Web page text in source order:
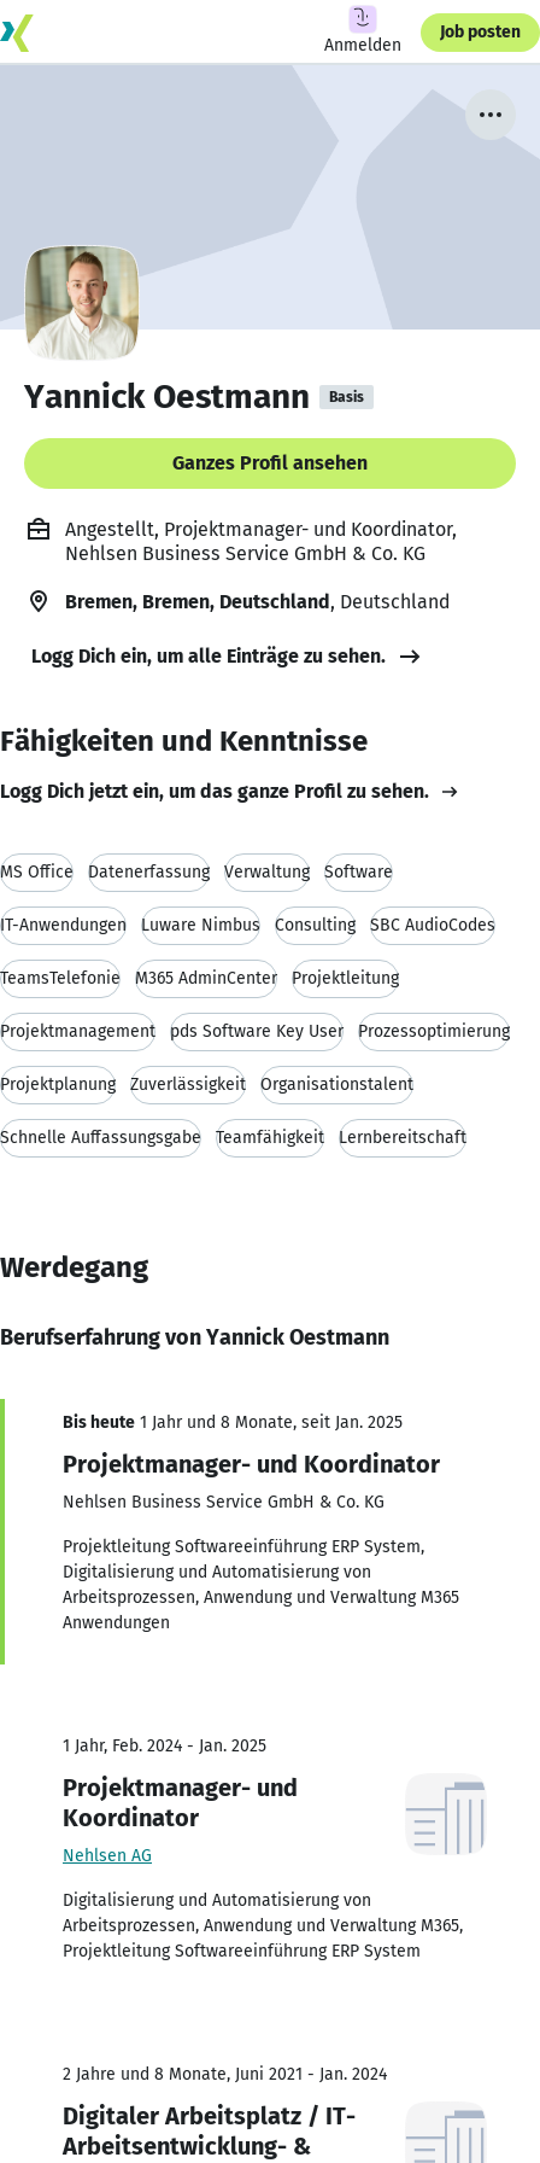
Anmelden
Job posten
Yannick Oestmann Basis
Ganzes Profil ansehen
Angestellt, Projektmanager- und Koordinator,
Nehlsen Business Service GmbH & Co. KG
Bremen, Bremen, Deutschland, Deutschland
Logg Dich ein, um alle Einträge zu sehen.
Fähigkeiten und Kenntnisse
Logg Dich jetzt ein, um das ganze Profil zu sehen.
MS Office Datenerfassung Verwaltung Software
IT-Anwendungen Luware Nimbus Consulting SBC AudioCodes
TeamsTelefonie M365 AdminCenter Projektleitung
Projektmanagement pds Software Key User Prozessoptimierung
Projektplanung Zuverlässigkeit Organisationstalent
Schnelle Auffassungsgabe Teamfähigkeit Lernbereitschaft
Werdegang
Berufserfahrung von Yannick Oestmann
Bis heute 1 Jahr und 8 Monate, seit Jan. 2025
Projektmanager- und Koordinator
Nehlsen Business Service GmbH & Co. KG
Projektleitung Softwareeinführung ERP System,
Digitalisierung und Automatisierung von
Arbeitsprozessen, Anwendung und Verwaltung M365
Anwendungen
1 Jahr, Feb. 2024 - Jan. 2025
Projektmanager- und
Koordinator
Nehlsen AG
Digitalisierung und Automatisierung von
Arbeitsprozessen, Anwendung und Verwaltung M365,
Projektleitung Softwareeinführung ERP System
2 Jahre und 8 Monate, Juni 2021 - Jan. 2024
Digitaler Arbeitsplatz / IT-
Arbeitsentwicklung- &